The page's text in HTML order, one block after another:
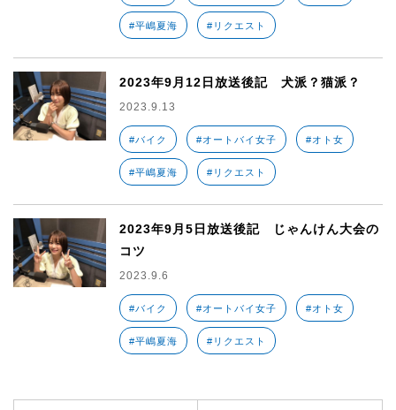
#平嶋夏海 #リクエスト
2023年9月12日放送後記 犬派？猫派？
2023.9.13
#バイク #オートバイ女子 #オト女
#平嶋夏海 #リクエスト
2023年9月5日放送後記 じゃんけん大会の
コツ
2023.9.6
#バイク #オートバイ女子 #オト女
#平嶋夏海 #リクエスト